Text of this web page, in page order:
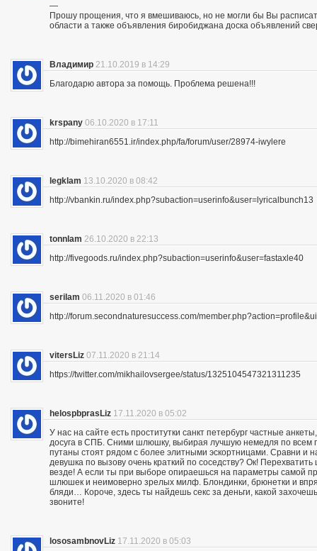
—
Прошу прощения, что я вмешиваюсь, но не могли бы Вы
области а также объявления биробиджана доска объявлений
Владимир 21.10.2019 в 14:29
Благодарю автора за помощь. Проблема решена!!!
krspany 06.10.2020 в 17:11
http://bimehiran6551.ir/index.php/fa/forum/user/28974-iwylere
legklam 13.10.2020 в 08:42
http://vbankin.ru/index.php?subaction=userinfo&user=lyricalbunch13
tonnlam 26.10.2020 в 22:13
http://fivegoods.ru/index.php?subaction=userinfo&user=fastaxle40
serilam 06.11.2020 в 01:46
http://forum.secondnaturesuccess.com/
vitersLiz 07.11.2020 в 21:14
https://twitter.com/mikhailovsergee/status/1325104547321311235
helospbprasLiz 17.11.2020 в 05:02
У нас на сайте есть проститутки санкт петербург частные
досуга в СПБ. Сними шлюшку, выбирая лучшую немедля по всем
путаны стоят рядом с более элитными эскортницами. Сравни и
девушка по вызову очень краткий по соседству? Ок!
везде! А если ты при выборе опираешься на параметры самой
шлюшек и неимоверно зрелых милф. Блондинки, брюнетки и
бляди… Короче, здесь ты найдешь секс за деньги, какой
звоните!
lososambnovLiz 17.11.2020 в 05:03